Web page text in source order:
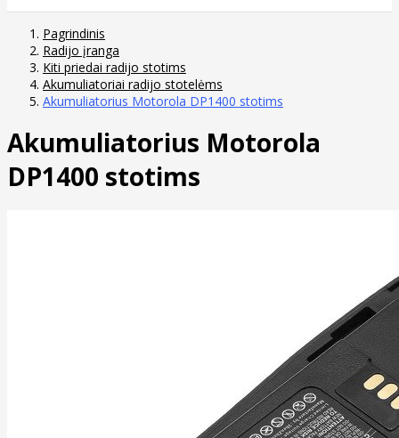
Pagrindinis
Radijo įranga
Kiti priedai radijo stotims
Akumuliatoriai radijo stotelėms
Akumuliatorius Motorola DP1400 stotims
Akumuliatorius Motorola
DP1400 stotims